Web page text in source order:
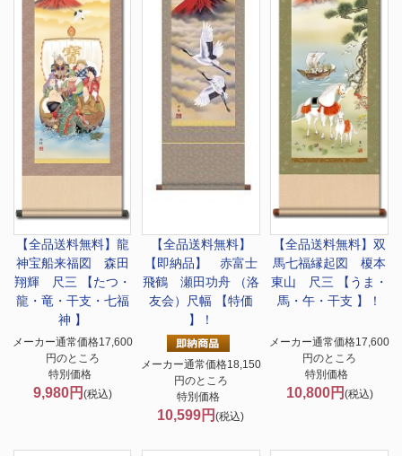
【全品送料無料】 龍
神宝船来福図 森田
翔輝 尺三 【たつ・
龍・竜・干支・七福
神 】
メーカー通常価格17,600
円のところ
特別価格
9,980円 (税込)
【全品送料無料】
【即納品】 赤富士
飛鶴 瀬田功舟 （洛
友会）尺幅 【特価
】！
メーカー通常価格18,150
円のところ
特別価格
10,599円(税込)
【全品送料無料】双
馬七福縁起図 榎本
東山 尺三 【うま・
馬・午・干支 】！
メーカー通常価格17,600
円のところ
特別価格
10,800円 (税込)